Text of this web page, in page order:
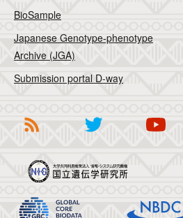
BioSample
Japanese Genotype-phenotype
Archive (JGA)
Submission portal D-way